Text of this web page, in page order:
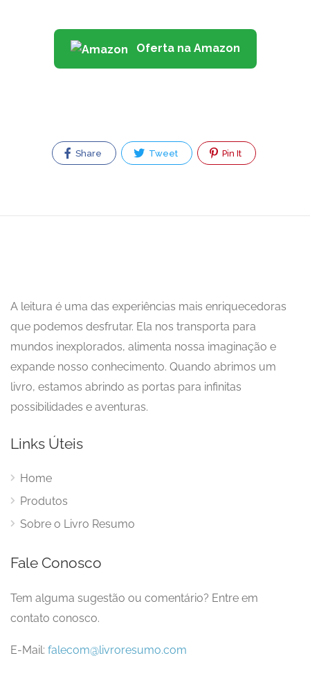
Oferta na Amazon
Share Tweet Pin It
A leitura é uma das experiências mais enriquecedoras
que podemos desfrutar. Ela nos transporta para
mundos inexplorados, alimenta nossa imaginação e
expande nosso conhecimento. Quando abrimos um
livro, estamos abrindo as portas para infinitas
possibilidades e aventuras.
Links Úteis
Home
Produtos
Sobre o Livro Resumo
Fale Conosco
Tem alguma sugestão ou comentário? Entre em
contato conosco.
E-Mail: falecom@livroresumo.com